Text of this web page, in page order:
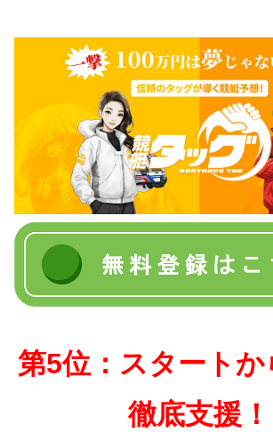
第5位：スタートか
徹底支援！